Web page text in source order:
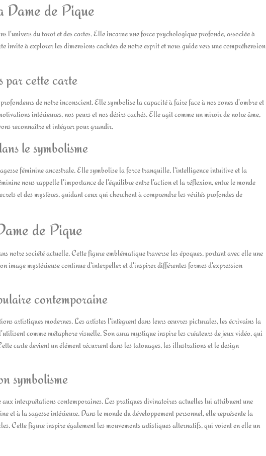
Dame de Pique
l'univers du tarot et des cartes. Elle incarne une force psychologique profonde, associée à
à explorer les dimensions cachées de notre esprit et nous guide vers une compréhension
par cette carte
de notre inconscient. Elle symbolise la capacité à faire face à nos zones d'ombre et
intérieures, nos peurs et nos désirs cachés. Elle agit comme un miroir de notre âme,
reconnaître et intégrer pour grandir.
le symbolisme
féminine ancestrale. Elle symbolise la force tranquille, l'intelligence intuitive et la
nous rappelle l'importance de l'équilibre entre l'action et la réflexion, entre le monde
et des mystères, guidant ceux qui cherchent à comprendre les vérités profondes de
de Pique
notre société actuelle. Cette figure emblématique traverse les époques, portant avec elle une
image mystérieuse continue d'interpeller et d'inspirer différentes formes d'expression
contemporaine
artistiques modernes. Les artistes l'intègrent dans leurs œuvres picturales, les écrivains la
comme métaphore visuelle. Son aura mystique inspire les créateurs de jeux vidéo, qui
carte devient un élément récurrent dans les tatouages, les illustrations et le design
symbolisme
aux interprétations contemporaines. Les pratiques divinatoires actuelles lui attribuent une
et à la sagesse intérieure. Dans le monde du développement personnel, elle représente la
Cette figure inspire également les mouvements artistiques alternatifs, qui voient en elle un